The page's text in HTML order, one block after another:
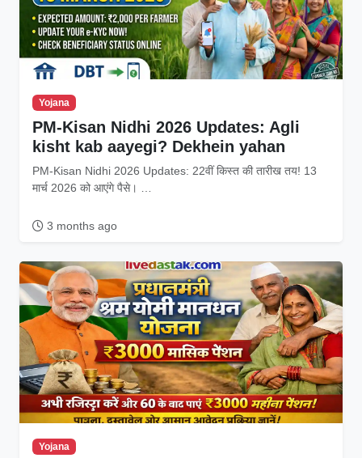
Yojana
PM-Kisan Nidhi 2026 Updates: Agli
kisht kab aayegi? Dekhein yahan
PM-Kisan Nidhi 2026 Updates: 22वीं किस्त की तारीख तय! 13
मार्च 2026 को आएंगे पैसे। …
3 months ago
Yojana